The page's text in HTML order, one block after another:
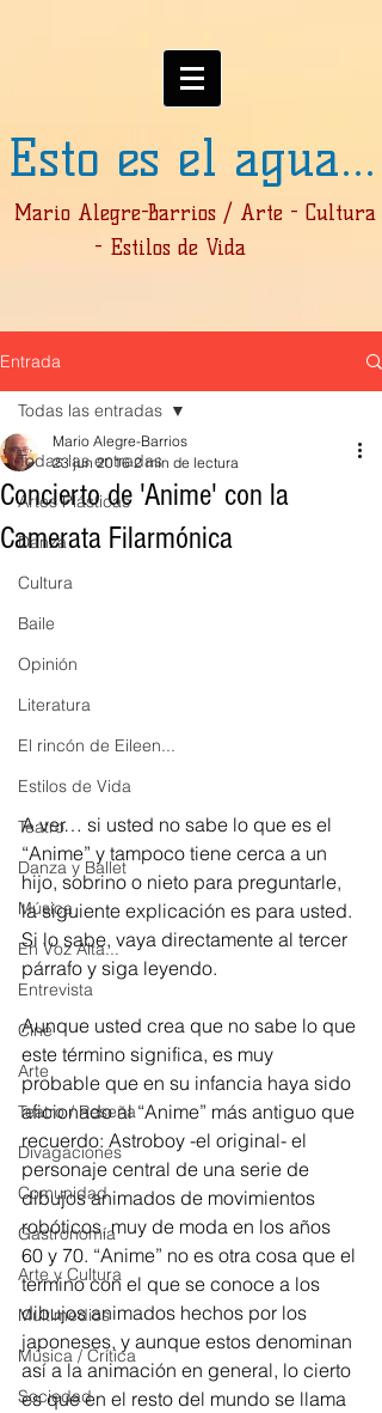
Esto es el agua...
Mario Alegre-Barrios / Arte - Cultura
- Estilos de Vida
Entrada
Todas las entradas
Artes Plásticas
Danza
Cultura
Baile
Opinión
Literatura
El rincón de Eileen...
Estilos de Vida
Teatro
Danza y Ballet
Música
En Voz Alta...
Entrevista
Cine
Arte
Teatro / Reseña
Divagaciones
Comunidad
Gastronomía
Arte y Cultura
Multimedios
Música / Crítica
Sociedad
Todas las entradas
Concierto de 'Anime' con la
Camerata Filarmónica
Mario Alegre-Barrios
23 jun 2016 2 min de lectura
A ver… si usted no sabe lo que es el
“Anime” y tampoco tiene cerca a un
hijo, sobrino o nieto para preguntarle,
la siguiente explicación es para usted.
Si lo sabe, vaya directamente al tercer
párrafo y siga leyendo.
Aunque usted crea que no sabe lo que
este término significa, es muy
probable que en su infancia haya sido
aficionado al “Anime” más antiguo que
recuerdo: Astroboy -el original- el
personaje central de una serie de
dibujos animados de movimientos
robóticos, muy de moda en los años
60 y 70. “Anime” no es otra cosa que el
termino con el que se conoce a los
dibujos animados hechos por los
japoneses, y aunque estos denominan
así a la animación en general, lo cierto
es que en el resto del mundo se llama